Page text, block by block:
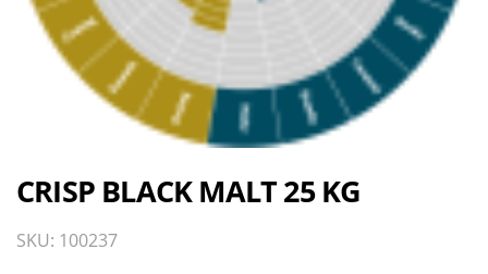
CRISP BLACK MALT 25 KG
SKU: 100237